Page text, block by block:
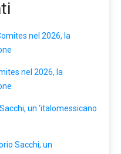
nel 2026, la
nel 2026, la
un ‘italomessicano
Sacchi, un